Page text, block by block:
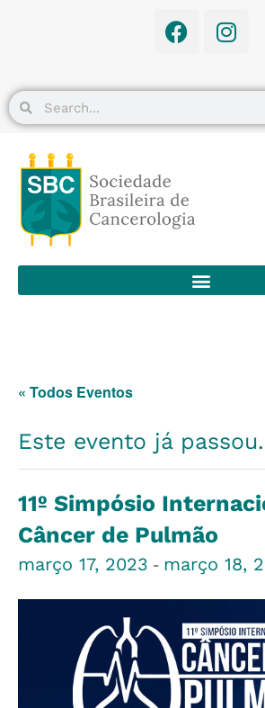
« Todos Eventos
Este evento já passou.
11º Simpósio
Câncer de Pulmão
março 17, 2023 - março 18,